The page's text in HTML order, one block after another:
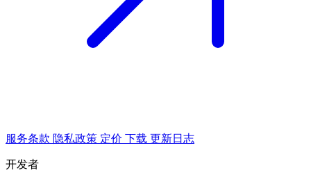
服务条款 隐私政策 定价 下载 更新日志
开发者